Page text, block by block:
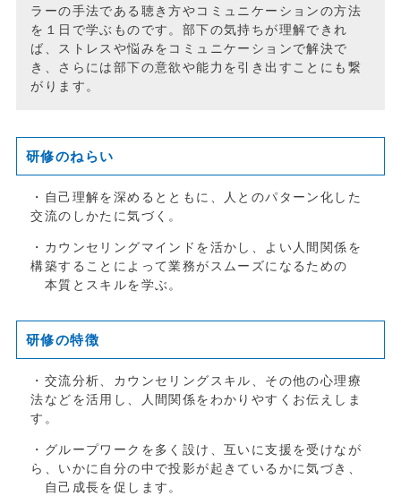
ラーの手法である聴き方やコミュニケーションの方法
を１日で学ぶものです。部下の気持ちが理解できれ
ば、ストレスや悩みをコミュニケーションで解決で
き、さらには部下の意欲や能力を引き出すことにも繋
がります。
研修のねらい
・自己理解を深めるとともに、人とのパターン化した
交流のしかたに気づく。
・カウンセリングマインドを活かし、よい人間関係を
構築することによって業務がスムーズになる ための
本質とスキルを学ぶ。
研修の特徴
・交流分析、カウンセリングスキル、その他の心理療
法などを活用し、人間関係をわかりやすく お伝えしま
す。
・グループワークを多く設け、互いに支援を受けなが
ら、いかに自分の中で投影が起きているかに気づき、
自己成長を促します。